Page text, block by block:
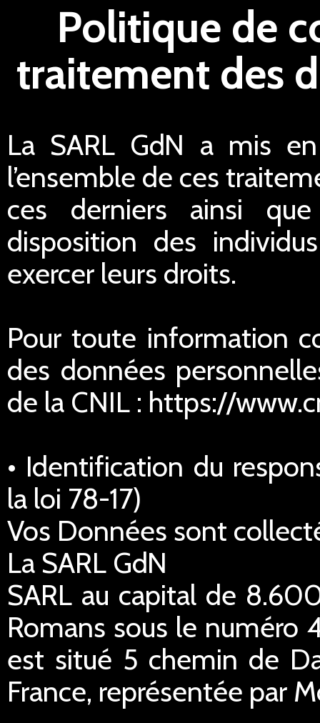
Politique de
traitement des
La SARL GdN a mis
l’ensemble de ces
ces derniers ainsi
disposition des
exercer leurs droits.
Pour toute information
des données
de la CNIL : https://
• Identification du
la loi 78-17)
Vos Données sont
La SARL GdN
SARL au capital de
Romans sous le numéro
est situé 5 chemin de
France, représentée par